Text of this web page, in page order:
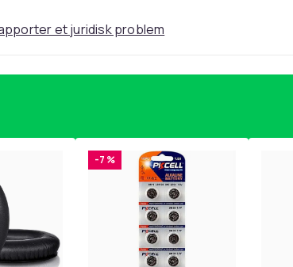
et juridisk problem
-7 %